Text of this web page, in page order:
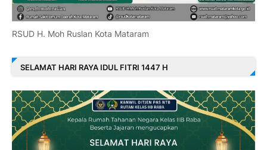
RSUD H. Moh Ruslan Kota Mataram
SELAMAT HARI RAYA IDUL FITRI 1447 H